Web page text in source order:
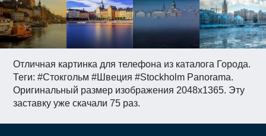
Отличная картинка для телефона из каталога Города.
Теги: #Стокгольм #Швеция #Stockholm Panorama.
Оригинальный размер изображения 2048x1365. Эту
заставку уже скачали 75 раз.